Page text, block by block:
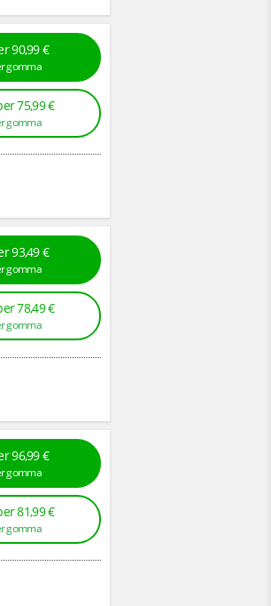
90,99 €
gomma
75,99 €
gomma
93,49 €
gomma
78,49 €
gomma
96,99 €
gomma
81,99 €
gomma